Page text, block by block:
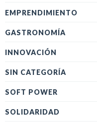
EMPRENDIMIENTO
GASTRONOMÍA
INNOVACIÓN
SIN CATEGORÍA
SOFT POWER
SOLIDARIDAD